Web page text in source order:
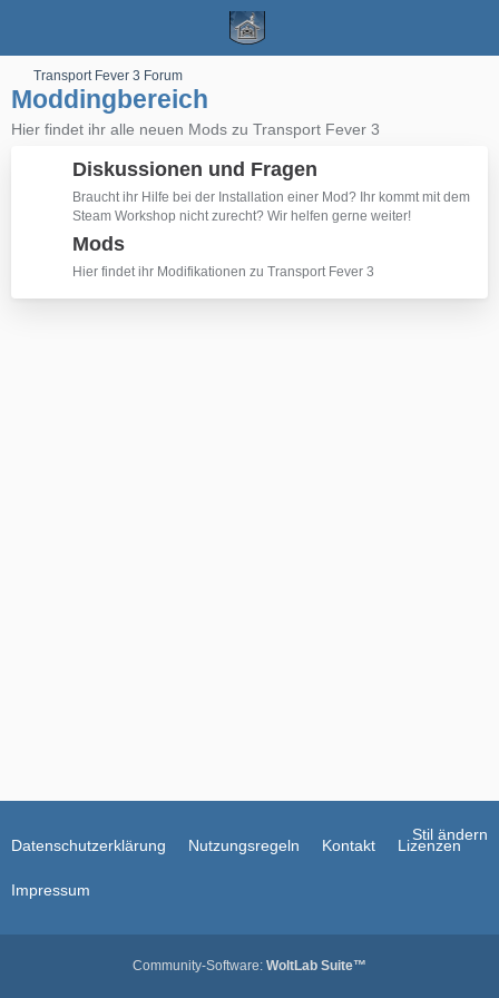
Transport Fever 3 Forum
Moddingbereich
Hier findet ihr alle neuen Mods zu Transport Fever 3
Diskussionen und Fragen
Braucht ihr Hilfe bei der Installation einer Mod? Ihr kommt mit dem
Steam Workshop nicht zurecht? Wir helfen gerne weiter!
Mods
Hier findet ihr Modifikationen zu Transport Fever 3
Stil ändern
Datenschutzerklärung Nutzungsregeln Kontakt Lizenzen
Impressum
Community-Software: WoltLab Suite™